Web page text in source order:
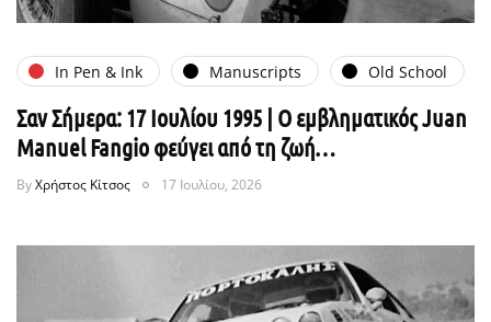
In Pen & Ink Manuscripts Old School
Σαν Σήμερα: 17 Ιουλίου 1995 | Ο εμβληματικός Juan
Manuel Fangio φεύγει από τη ζωή…
ByΧρήστος Κίτσος 17 Ιουλίου, 2026